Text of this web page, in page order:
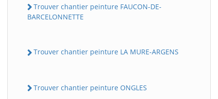
Trouver chantier peinture FAUCON-DE-
BARCELONNETTE
Trouver chantier peinture LA MURE-ARGENS
Trouver chantier peinture ONGLES